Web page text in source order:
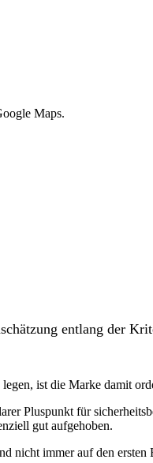
Maps.
entlang der
ist die Marke damit
Pluspunkt für
gut aufgehoben.
nicht immer auf den